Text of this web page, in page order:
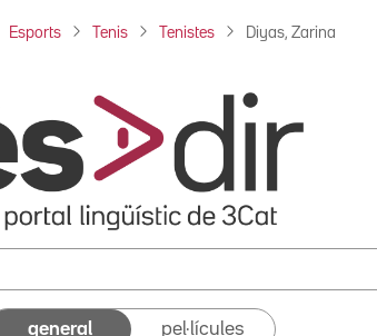
Esports Tenis Tenistes Diyas, Zarina
general pel·lícules